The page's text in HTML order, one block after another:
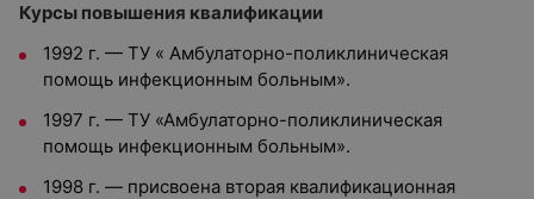
Курсы повышения квалификации
1992 г. — ТУ « Амбулаторно-поликлиническая
помощь инфекционным больным».
1997 г. — ТУ «Амбулаторно-поликлиническая
помощь инфекционным больным».
1998 г. — присвоена вторая квалификационная